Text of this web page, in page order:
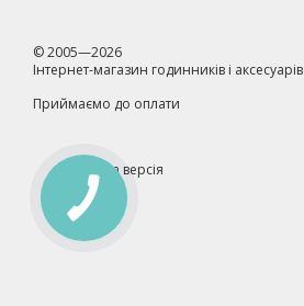
© 2005—2026
Інтернет-магазин годинників і аксесуарів
Приймаємо до оплати
Мобільна версія